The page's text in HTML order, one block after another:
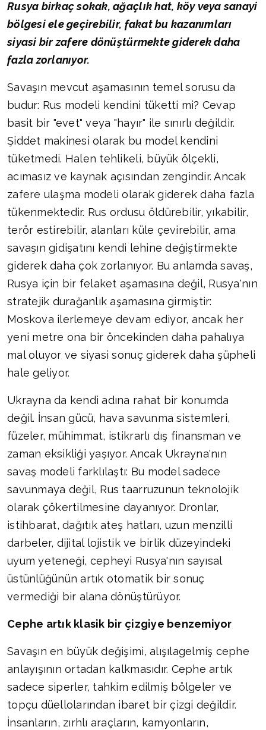
Rusya birkaç sokak, ağaçlık hat, köy veya sanayi
bölgesi ele geçirebilir, fakat bu kazanımları
siyasi bir zafere dönüştürmekte giderek daha
fazla zorlanıyor.
Savaşın mevcut aşamasının temel sorusu da
budur: Rus modeli kendini tüketti mi? Cevap
basit bir "evet" veya "hayır" ile sınırlı değildir.
Şiddet makinesi olarak bu model kendini
tüketmedi. Halen tehlikeli, büyük ölçekli,
acımasız ve kaynak açısından zengindir. Ancak
zafere ulaşma modeli olarak giderek daha fazla
tükenmektedir. Rus ordusu öldürebilir, yıkabilir,
terör estirebilir, alanları küle çevirebilir, ama
savaşın gidişatını kendi lehine değiştirmekte
giderek daha çok zorlanıyor. Bu anlamda savaş,
Rusya için bir felaket aşamasına değil, Rusya'nın
stratejik durağanlık aşamasına girmiştir:
Moskova ilerlemeye devam ediyor, ancak her
yeni metre ona bir öncekinden daha pahalıya
mal oluyor ve siyasi sonuç giderek daha şüpheli
hale geliyor.
Ukrayna da kendi adına rahat bir konumda
değil. İnsan gücü, hava savunma sistemleri,
füzeler, mühimmat, istikrarlı dış finansman ve
zaman eksikliği yaşıyor. Ancak Ukrayna'nın
savaş modeli farklılaştı: Bu model sadece
savunmaya değil, Rus taarruzunun teknolojik
olarak çökertilmesine dayanıyor. Dronlar,
istihbarat, dağıtık ateş hatları, uzun menzilli
darbeler, dijital lojistik ve birlik düzeyindeki
uyum yeteneği, cepheyi Rusya'nın sayısal
üstünlüğünün artık otomatik bir sonuç
vermediği bir alana dönüştürüyor.
Cephe artık klasik bir çizgiye benzemiyor
Savaşın en büyük değişimi, alışılagelmiş cephe
anlayışının ortadan kalkmasıdır. Cephe artık
sadece siperler, tahkim edilmiş bölgeler ve
topçu düellolarından ibaret bir çizgi değildir.
İnsanların, zırhlı araçların, kamyonların,